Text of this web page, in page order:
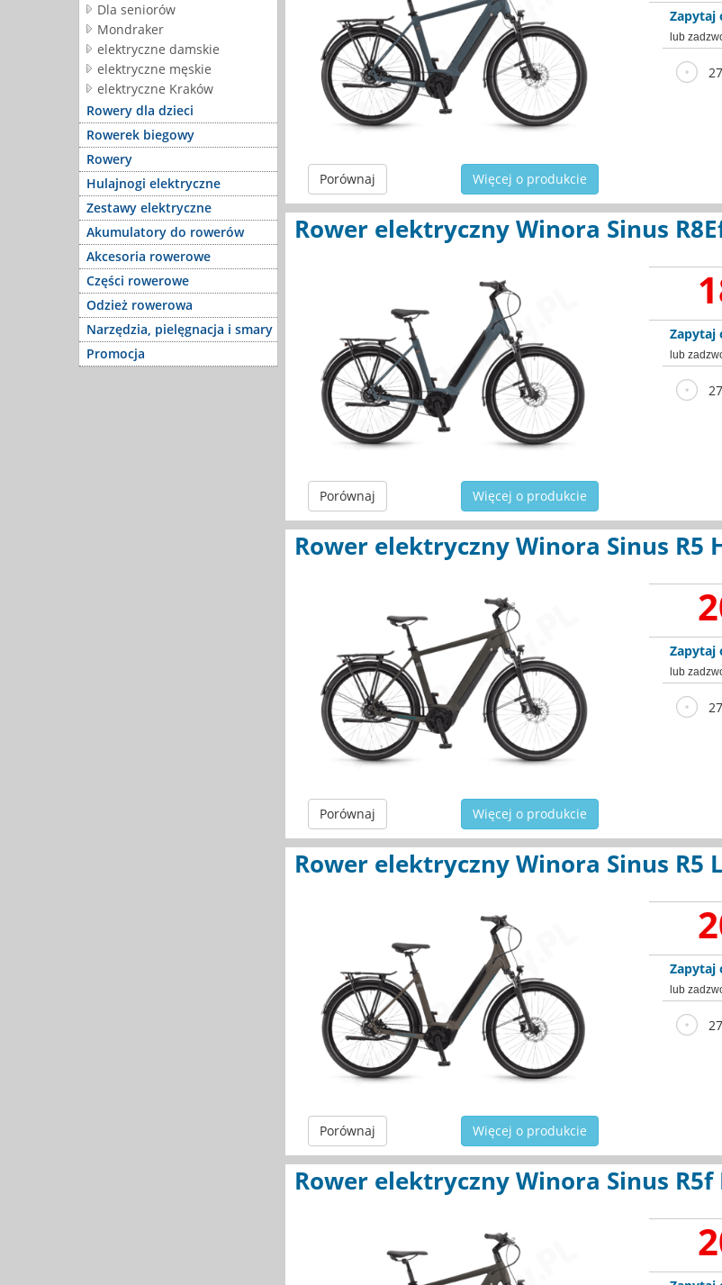
Dla seniorów
Mondraker
elektryczne damskie
elektryczne męskie
elektryczne Kraków
Rowery dla dzieci
Rowerek biegowy
Rowery
Hulajnogi elektryczne
Zestawy elektryczne
Akumulatory do rowerów
Akcesoria rowerowe
Części rowerowe
Odzież rowerowa
Narzędzia, pielęgnacja i smary
Promocja
Porównaj Więcej o produkcie
Zapytaj
lub
Rower elektryczny Winora Sinus
Porównaj Więcej o produkcie
Zapytaj
lub
Rower elektryczny Winora Sinus R5
Porównaj Więcej o produkcie
Zapytaj
lub
Rower elektryczny Winora Sinus R5
Porównaj Więcej o produkcie
Zapytaj
lub
Rower elektryczny Winora Sinus R5f